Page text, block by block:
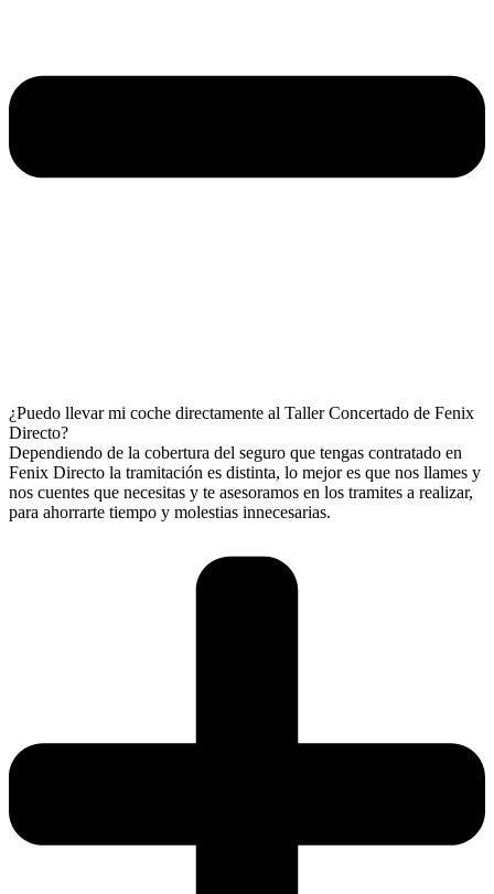
¿Puedo llevar mi coche directamente al Taller Concertado de Fenix
Directo?
Dependiendo de la cobertura del seguro que tengas contratado en
Fenix Directo la tramitación es distinta, lo mejor es que nos llames y
nos cuentes que necesitas y te asesoramos en los tramites a realizar,
para ahorrarte tiempo y molestias innecesarias.